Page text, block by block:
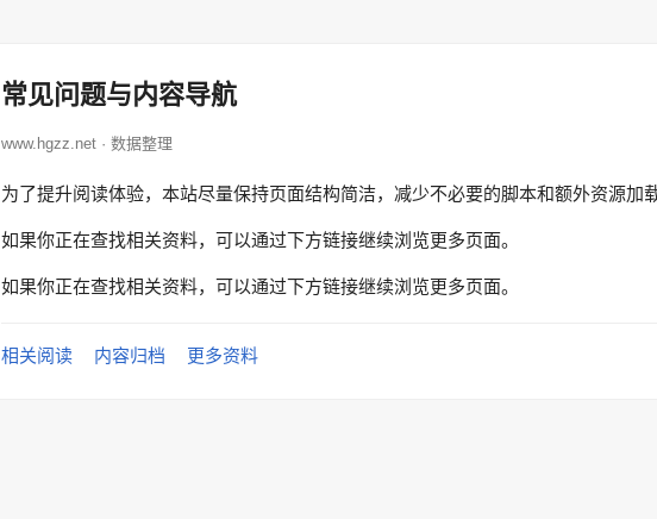
常见问题与内容导航
www.hgzz.net · 数据整理
为了提升阅读体验，本站尽量保持页面结构简洁，减少不必要的脚本和额外资源加载
如果你正在查找相关资料，可以通过下方链接继续浏览更多页面。
如果你正在查找相关资料，可以通过下方链接继续浏览更多页面。
相关阅读 内容归档 更多资料